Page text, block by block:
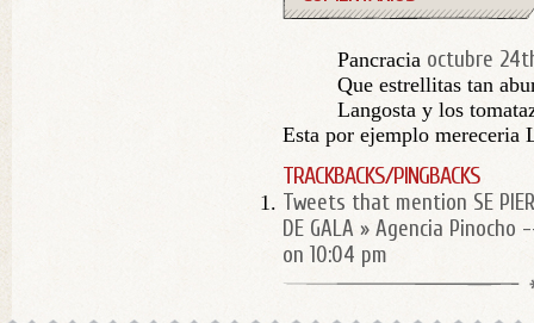
Pancracia octubre
Que estrellitas tan
Langosta y los
Esta por ejemplo mereceria
TRACKBACKS/PINGBACKS
Tweets that mention SE
DE GALA » Agencia Pinocho
on 10:04 pm